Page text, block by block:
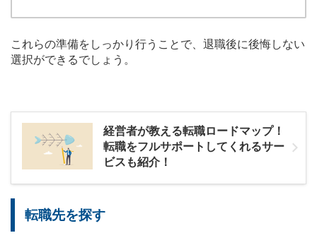
これらの準備をしっかり行うことで、退職後に後悔しない
選択ができるでしょう。
経営者が教える転職ロードマップ！
転職をフルサポートしてくれるサー
ビスも紹介！
転職先を探す